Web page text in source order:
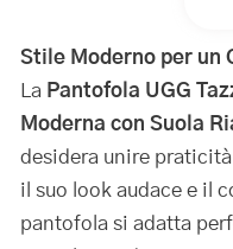
Stile Moderno per un
La Pantofola UGG
Moderna con Suola
desidera unire
il suo look audace e il
pantofola si adatta